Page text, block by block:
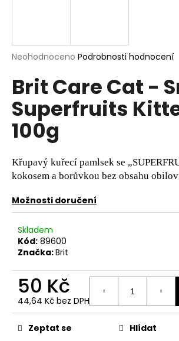
Průměrné
produktu
je
0,0
z
5
hvězdiček.
Neohodnoceno Podrobnosti hodnocení
Brit Care Cat -
Superfruits
100g
Křupavý kuřecí pamlsek se
kokosem a borůvkou bez obsahu
Možnosti doručení
Skladem
Kód: 89600
Značka:Brit
50 Kč
44,64 Kč bez DPH
Měrná
cena:Zeptat se Hlídat
í
t
?
o
p
o
u
č
e
m
e